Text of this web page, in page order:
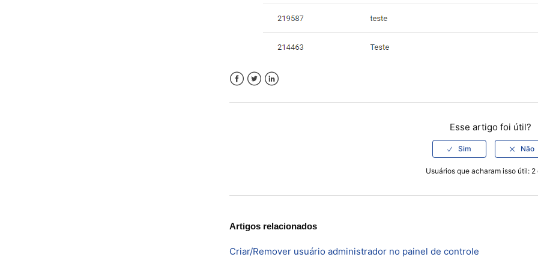
Esse artigo foi útil?
Usuários que acharam isso útil: 2
Artigos relacionados
Criar/Remover usuário administrador no painel de controle